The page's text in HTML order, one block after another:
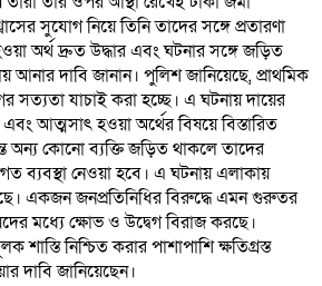
সুযোগ নিয়ে তিনি তাদের সঙ্গে প্রতারণা
অর্থ দ্রুত উদ্ধার এবং ঘটনার সঙ্গে জড়িত
দাবি জানান। পুলিশ জানিয়েছে, প্রাথমিক
সত্যতা যাচাই করা হচ্ছে। এ ঘটনায় দায়ের
আত্মসাৎ হওয়া অর্থের বিষয়ে বিস্তারিত
অন্য কোনো ব্যক্তি জড়িত থাকলে তাদের
ব্যবস্থা নেওয়া হবে। এ ঘটনায় এলাকায়
একজন জনপ্রতিনিধির বিরুদ্ধে এমন গুরুতর
মধ্যে ক্ষোভ ও উদ্বেগ বিরাজ করছে।
শাস্তি নিশ্চিত করার পাশাপাশি ক্ষতিগ্রস্ত
দাবি জানিয়েছেন।